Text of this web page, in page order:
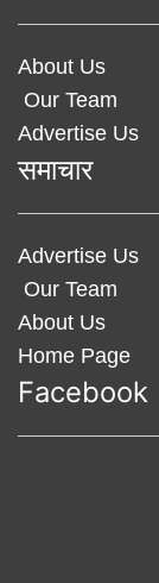
About Us
Our Team
Advertise Us
समाचार
Advertise Us
Our Team
About Us
Home Page
Facebook